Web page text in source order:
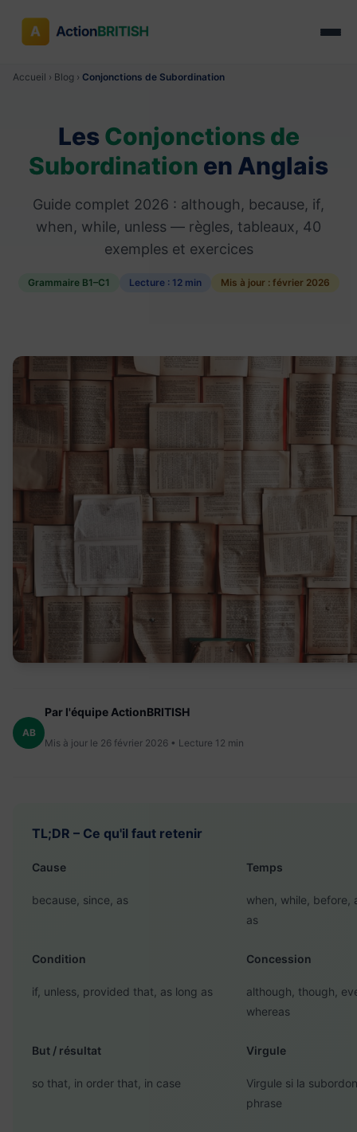
Accueil › Blog › Conjonctions de Subordination
Les Conjonctions de
Subordination en Anglais
Guide complet 2026 : although, because, if,
when, while, unless — règles, tableaux, 40
exemples et exercices
Grammaire B1–C1 Lecture : 12 min Mis à jour : février 2026
AB
Par l'équipe ActionBRITISH
Mis à jour le 26 février 2026 • Lecture 12 min
TL;DR – Ce qu'il faut retenir
Cause
because, since, as
Temps
when, while, before,
as
Condition
if, unless, provided that, as long as
Concession
although, though,
whereas
But / résultat
so that, in order that, in case
Virgule
Virgule si la
phrase